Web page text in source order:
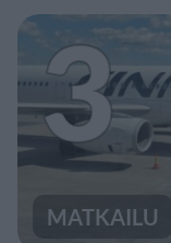
3
MATKAILU